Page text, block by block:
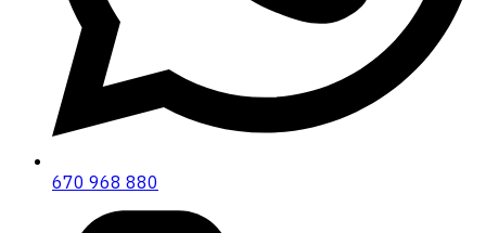
670 968 880